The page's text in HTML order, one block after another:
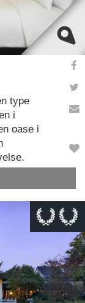
type
i
oase i
correctly.
website?